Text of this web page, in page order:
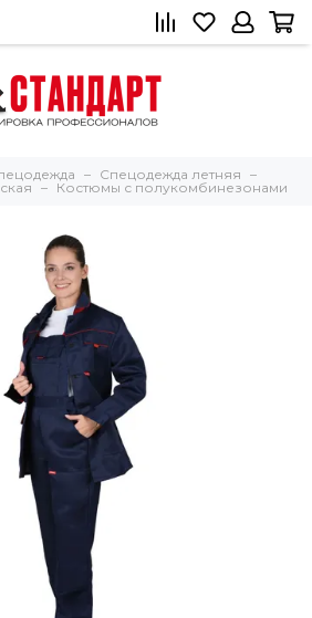
Спецодежда летняя
Костюмы с полукомбинезонами